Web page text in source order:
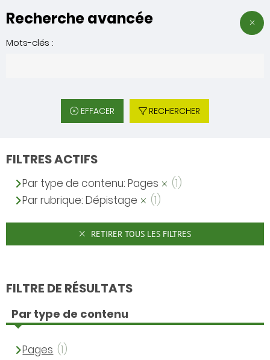
Recherche avancée
Mots-clés :
EFFACER RECHERCHER
FILTRES ACTIFS
Par type de contenu: Pages
(1)
Par rubrique: Dépistage
(1)
RETIRER TOUS LES FILTRES
FILTRE DE RÉSULTATS
Par type de contenu
Pages (1)